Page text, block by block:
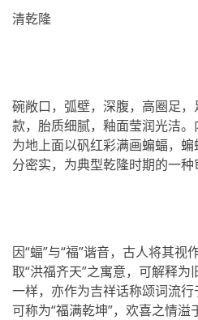
清乾隆
碗敞口，弧壁，深腹，高圈足，
款，胎质细腻，釉面莹润光洁
为地上面以矾红彩满画蝙蝠，
分密实，为典型乾隆时期的一种
因“蝠”与“福”谐音，古人将其视
取“洪福齐天”之寓意，可解释
一样，亦作为吉祥话称颂词流
可称为“福满乾坤”，欢喜之情溢